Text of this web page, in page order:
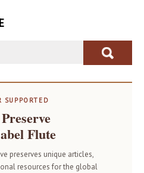
SUPPORTED
Flute
preserves unique articles,
resources for the global